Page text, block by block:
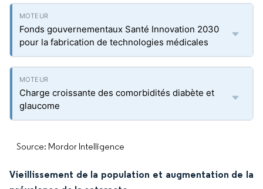
Fonds gouvernementaux Santé Innovation 2030
pour la fabrication de technologies médicales
Charge croissante des comorbidités diabète et
glaucome
Source: Mordor Intelligence
Vieillissement de la population et augmentation de la